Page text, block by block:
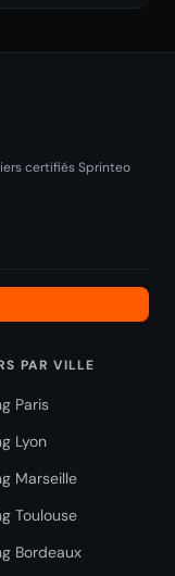
certifiés Sprinteo
PAR VILLE
Paris
Lyon
Marseille
Toulouse
Bordeaux